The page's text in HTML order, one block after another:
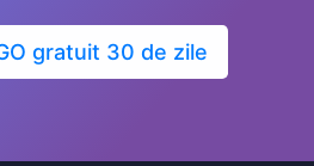
gratuit 30 de zile